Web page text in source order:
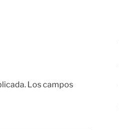
Los campos